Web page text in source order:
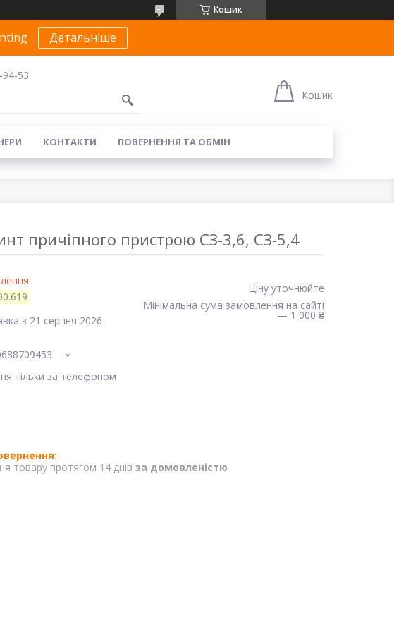
Кошик
Детальніше
53
Кошик
КОНТАКТИ ПОВЕРНЕННЯ ТА ОБМІН
причіпного пристрою СЗ-3,6, СЗ-5,4
з 21 серпня 2026
Ціну уточнюйте
Мінімальна сума замовлення на сайті
— 1 000 ₴
тільки за телефоном
товару протягом 14 днів за домовленістю